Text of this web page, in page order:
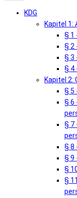
KDG
Kapitel
§ 1
§ 2
§ 3
§ 4
Kapitel 2:
§ 5
§ 6
§ 7
§ 8
§ 9
§
§